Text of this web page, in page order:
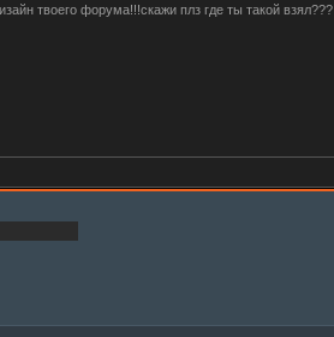
твоего форума!!!скажи плз где ты такой взял???